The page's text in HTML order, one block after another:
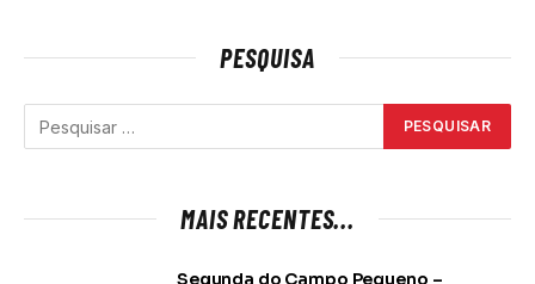
PESQUISA
MAIS RECENTES...
Segunda do Campo Pequeno –